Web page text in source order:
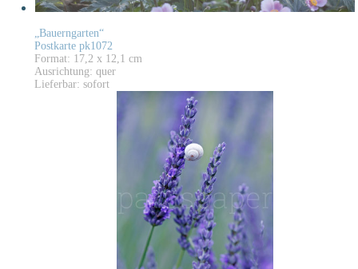
„Bauerngarten“
Postkarte pk1072
Format: 17,2 x 12,1 cm
Ausrichtung: quer
Lieferbar: sofort